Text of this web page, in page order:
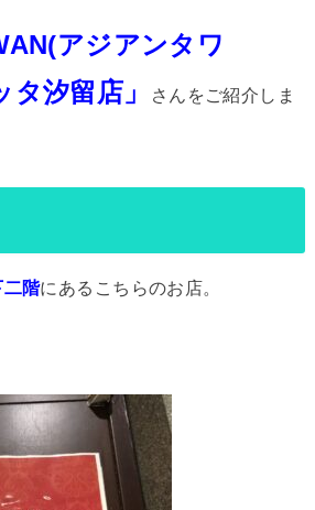
アジアンタワ
汐留店」
さんをご紹介しま
二階にあるこちらのお店。